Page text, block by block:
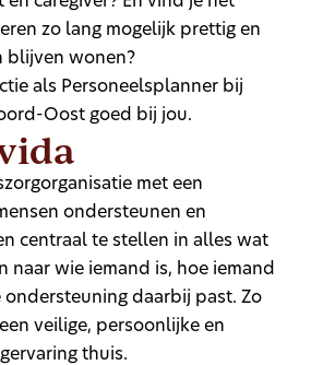
zo lang mogelijk prettig en
blijven wonen?
als Personeelsplanner bij
Oost goed bij jou.
met een
ondersteunen en
centraal te stellen in alles wat
naar wie iemand is, hoe iemand
daarbij past. Zo
veilige, persoonlijke en
thuis.